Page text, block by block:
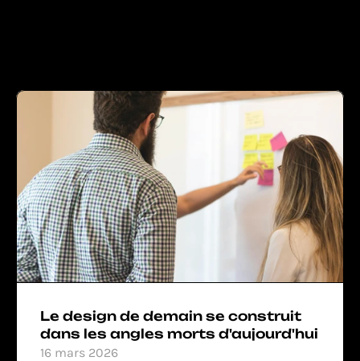
Le design de demain se construit
dans les angles morts d'aujourd'hui
16 mars 2026